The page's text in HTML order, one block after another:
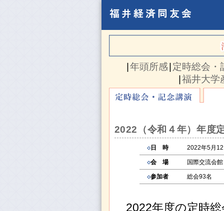
年頭所感 定時総会・
福井大学
2022（令和４年）年度
◇日 時 2022年5月
◇会 場 国際交流会
◇参加者 総会93名
2022年度の定時総